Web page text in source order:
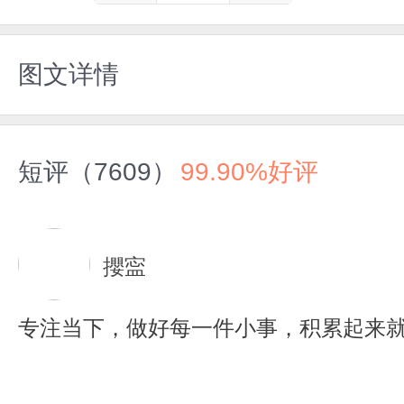
图文详情
短评（7609） 99.90%好评
攖寍
专注当下，做好每一件小事，积累起来